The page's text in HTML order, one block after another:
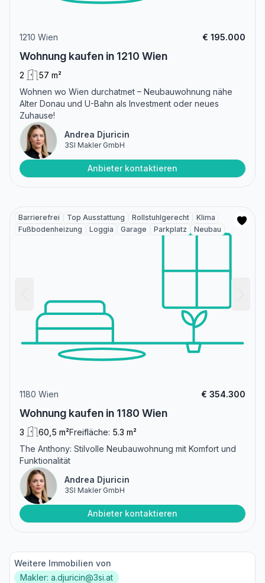
1210 Wien € 195.000
Wohnung kaufen in 1210 Wien
2
57 m²
Wohnen wo Wien durchatmet – Neubauwohnung nähe
Alter Donau und U-Bahn als Investment oder neues
Zuhause!
Andrea Djuricin
3SI Makler GmbH
Anbieter kontaktieren
Barrierefrei Top Ausstattung Rollstuhlgerecht
Klima
Fußbodenheizung
Loggia Garage Parkplatz Neubau
1180 Wien € 354.300
Wohnung kaufen in 1180 Wien
3 60,5 m²Freifläche: 5.3 m²
The Anthony: Stilvolle Neubauwohnung mit Komfort und
Funktionalität
Andrea Djuricin
3SI Makler GmbH
Anbieter kontaktieren
Weitere Immobilien von
Makler: a.djuricin@3si.at